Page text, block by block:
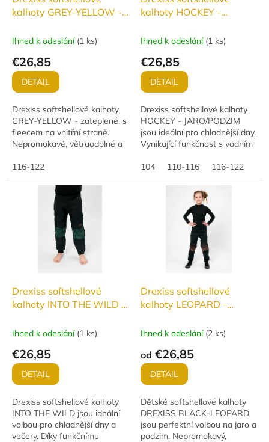
kalhoty GREY-YELLOW -
Ihned k odeslání (1 ks)
€26,85
DETAIL
Drexiss softshellové kalhoty
GREY-YELLOW - zateplené, s
fleecem na vnitřní straně.
Nepromokavé, větruodolné a
000 mm, paropropustnost 3
000 g/m²/24...
116-122
kalhoty HOCKEY -
Ihned k odeslání (1 ks)
€26,85
DETAIL
Drexiss softshellové kalhoty
HOCKEY - JARO/PODZIM
jsou ideální pro chladnější dny.
Vynikající funkčnost s vodním
paropropustností 12 000
g/m2/24 hod je...
104 110-116 116-122
Drexiss softshellové
kalhoty INTO THE WILD -
Ihned k odeslání (1 ks)
€26,85
DETAIL
Drexiss softshellové kalhoty
INTO THE WILD jsou ideální
volbou pro chladnější dny a
večery. Díky funkčnímu
Drexiss softshellové
kalhoty LEOPARD -
Ihned k odeslání (2 ks)
od €26,85
DETAIL
Dětské softshellové kalhoty
DREXISS BLACK-LEOPARD
jsou perfektní volbou na jaro a
podzim. Nepromokavý,